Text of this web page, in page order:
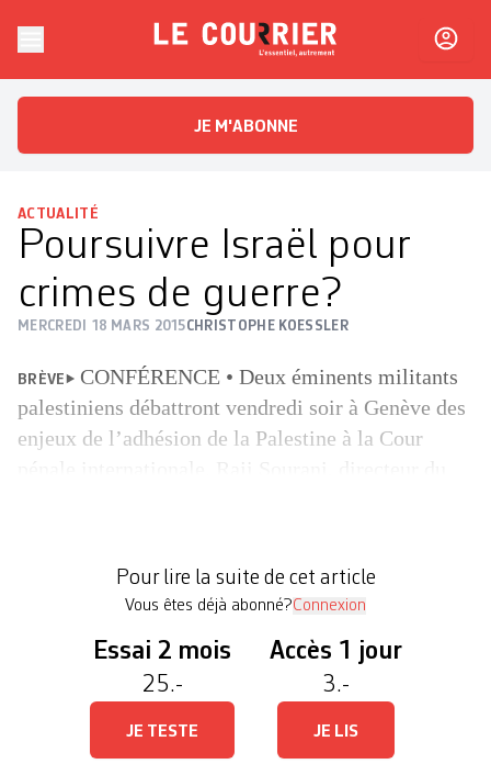
Le CourrierL'essentiel, autrement
JE M'ABONNE
ACTUALITÉ
Poursuivre Israël pour
crimes de guerre?
MERCREDI 18 MARS 2015CHRISTOPHE KOESSLER
BRÈVE
CONFÉRENCE • Deux éminents militants
palestiniens débattront vendredi soir à Genève des
enjeux de l’adhésion de la Palestine à la Cour
les territoires occupés, aborderont la question […]
Pour lire la suite de cet article
Vous êtes déjà abonné?Connexion
Essai 2 mois
25.-
JE TESTE
Accès 1 jour
3.-
JE LIS